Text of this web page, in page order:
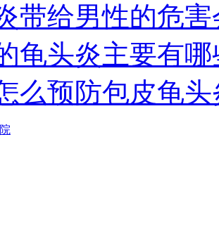
带给男性的危
龟头炎主要有
么预防包皮龟